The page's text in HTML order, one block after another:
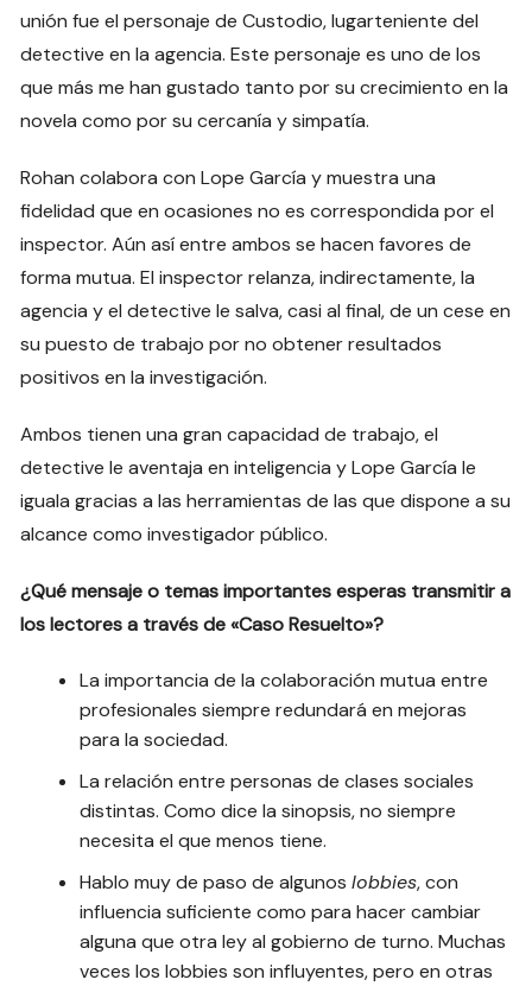
unión fue el personaje de Custodio, lugarteniente del
detective en la agencia. Este personaje es uno de los
que más me han gustado tanto por su crecimiento en la
novela como por su cercanía y simpatía.
Rohan colabora con Lope García y muestra una
fidelidad que en ocasiones no es correspondida por el
inspector. Aún así entre ambos se hacen favores de
forma mutua. El inspector relanza, indirectamente, la
agencia y el detective le salva, casi al final, de un cese en
su puesto de trabajo por no obtener resultados
positivos en la investigación.
Ambos tienen una gran capacidad de trabajo, el
detective le aventaja en inteligencia y Lope García le
iguala gracias a las herramientas de las que dispone a su
alcance como investigador público.
¿Qué mensaje o temas importantes esperas transmitir a
los lectores a través de «Caso Resuelto»?
La importancia de la colaboración mutua entre
profesionales siempre redundará en mejoras
para la sociedad.
La relación entre personas de clases sociales
distintas. Como dice la sinopsis, no siempre
necesita el que menos tiene.
Hablo muy de paso de algunoslobbies, con
influencia suficiente como para hacer cambiar
alguna que otra ley al gobierno de turno. Muchas
veces los lobbies son influyentes, pero en otras